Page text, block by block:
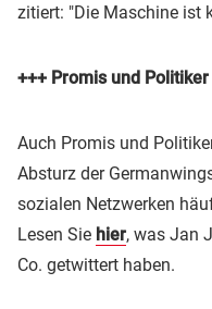
zitiert: "Die Maschine ist
+++ Promis und
Auch Promis und
Absturz der
sozialen Netzwerken
Lesen Sie hier, was Jan
Co. getwittert haben.